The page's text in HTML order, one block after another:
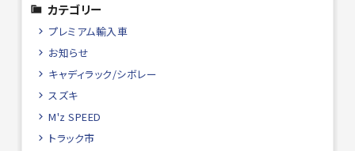
カテゴリー
プレミアム輸入車
お知らせ
キャディラック/シボレー
スズキ
M'z SPEED
トラック市